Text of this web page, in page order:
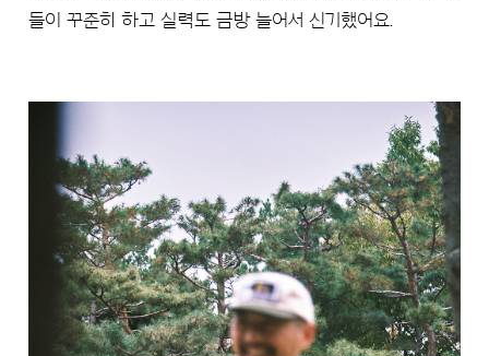
들이 꾸준히 하고 실력도 금방 늘어서 신기했어요.